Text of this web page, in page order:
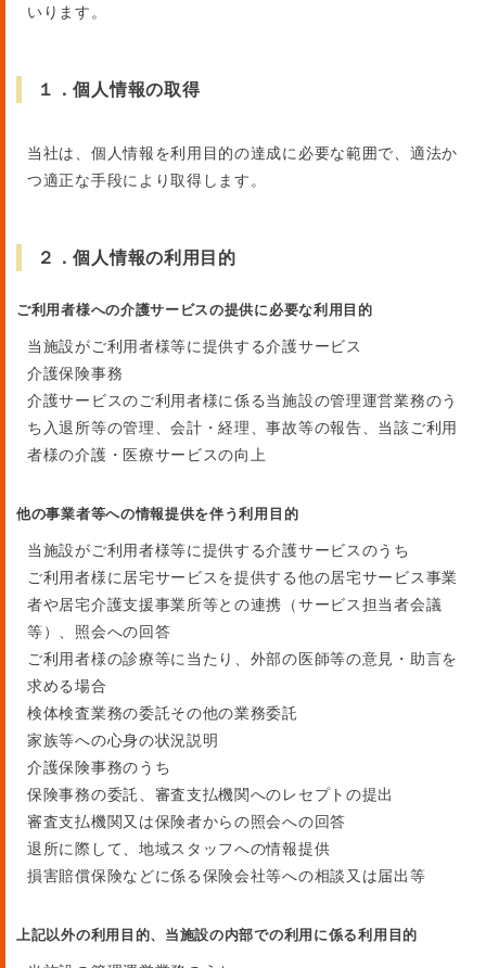
いります。
１．個人情報の取得
当社は、個人情報を利用目的の達成に必要な範囲で、適法か
つ適正な手段により取得します。
２．個人情報の利用目的
ご利用者様への介護サービスの提供に必要な利用目的
当施設がご利用者様等に提供する介護サービス
介護保険事務
介護サービスのご利用者様に係る当施設の管理運営業務のう
ち入退所等の管理、会計・経理、事故等の報告、当該ご利用
者様の介護・医療サービスの向上
他の事業者等への情報提供を伴う利用目的
当施設がご利用者様等に提供する介護サービスのうち
ご利用者様に居宅サービスを提供する他の居宅サービス事業
者や居宅介護支援事業所等との連携（サービス担当者会議
等）、照会への回答
ご利用者様の診療等に当たり、外部の医師等の意見・助言を
求める場合
検体検査業務の委託その他の業務委託
家族等への心身の状況説明
介護保険事務のうち
保険事務の委託、審査支払機関へのレセプトの提出
審査支払機関又は保険者からの照会への回答
退所に際して、地域スタッフへの情報提供
損害賠償保険などに係る保険会社等への相談又は届出等
上記以外の利用目的、当施設の内部での利用に係る利用目的